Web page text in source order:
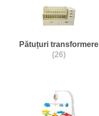
Pătuțuri transformere
(26)